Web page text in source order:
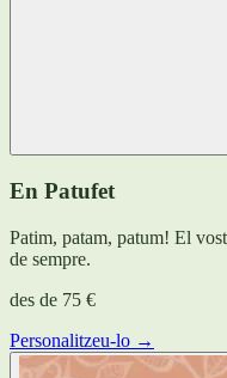
En Patufet
Patim, patam, patum! El
de sempre.
des de 75 €
Personalitzeu-lo →